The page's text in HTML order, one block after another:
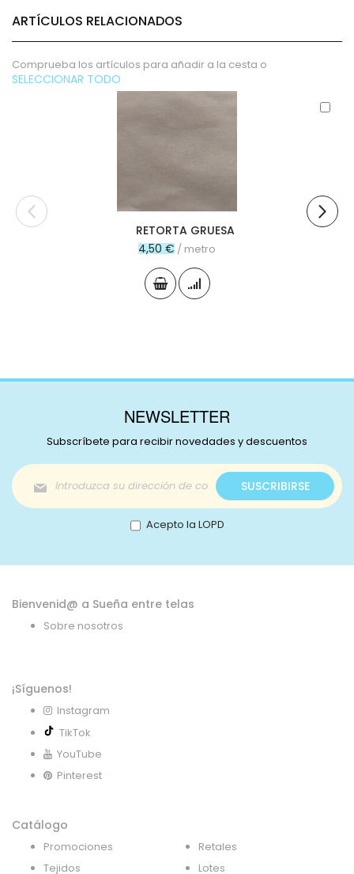
ARTÍCULOS RELACIONADOS
Comprueba los artículos para añadir a la cesta o
SELECCIONAR TODO
RETORTA GRUESA
4,50 € / metro
NEWSLETTER
Subscríbete para recibir novedades y descuentos
Inscríbase
a
nuestro
boletín
de
SUSCRIBIRSE
Acepto la LOPD
Bienvenid@ a Sueña entre telas
Sobre nosotros
¡Síguenos!
Instagram
TikTok
YouTube
Pinterest
Catálogo
Promociones
Tejidos
Retales
Lotes